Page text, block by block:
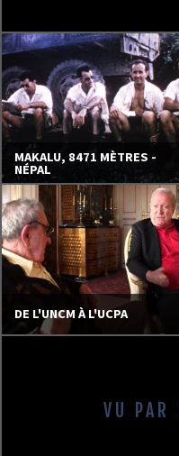
MAKALU, 8471 MÈTRES -
NÉPAL
DE L'UNCM À L'UCPA
VU PAR